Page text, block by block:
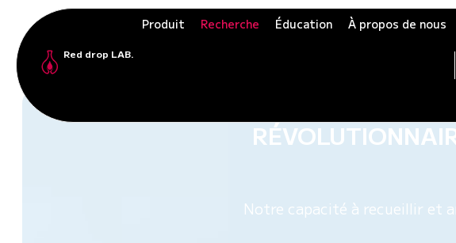
Red drop LAB.
Produit Recherche Éducation À propos de nous
Notre capacité à recueillir et